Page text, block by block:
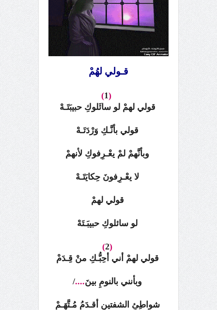
قـولي لهُمْ
(
1
)
قولي لهمْ لو سائَلوكِ حبيبَتَـهْ
قولي بأنَّـكِ وَرْدَتَـهْ
وبأنَّهمْ لمْ يعْـرِفوكِ لأنهمْ
لا يعْـرِفونَ حِكايَتَـهْ
قولي لهمْ
لو سائلوكِ حبيبَـتَهْ
(
2
)
قولي لهمْ أني أحِبُّـكِ منْ قِـدَمْ
وبأنني بالنومِ بينَ....
/
شواطِئِ الشفتينِ أقـدَمُ مُـتَّهَـمْ